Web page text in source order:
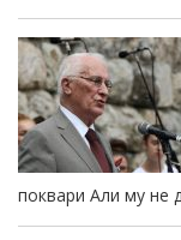
поквари Али му не